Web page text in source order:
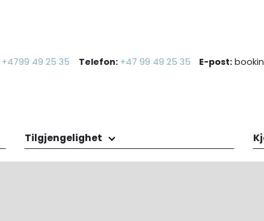
+4799 49 25 35 Telefon: +47 99 49 25 35 E-post:
Tilgjengelighet